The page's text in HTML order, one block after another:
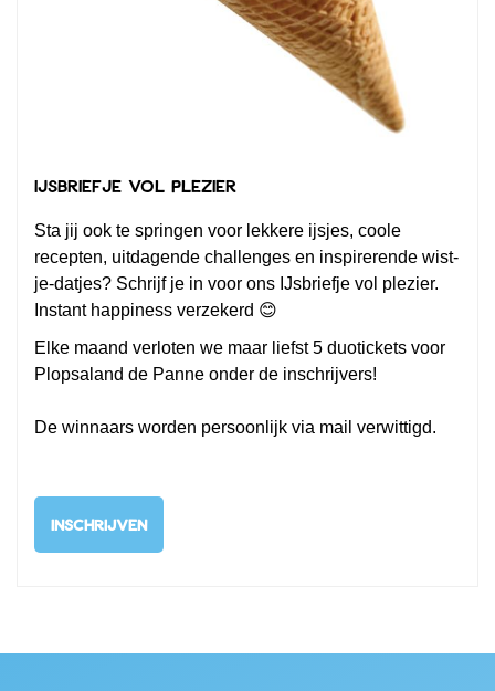
IJsbriefje vol plezier
Sta jij ook te springen voor lekkere ijsjes, coole
recepten, uitdagende challenges en inspirerende wist-
je-datjes? Schrijf je in voor ons IJsbriefje vol plezier.
Instant happiness verzekerd 😊
Elke maand verloten we maar liefst 5 duotickets voor
Plopsaland de Panne onder de inschrijvers!
De winnaars worden persoonlijk via mail verwittigd.
INSCHRIJVEN